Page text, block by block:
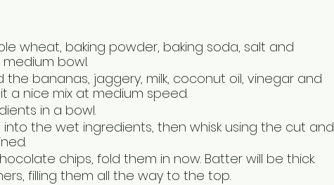
wheat, baking powder, baking soda, salt and
bowl.
the bananas, jaggery, milk, coconut oil, vinegar and
a nice mix at medium speed.
in a bowl.
the wet ingredients, then whisk using the cut and
chips, fold them in now. Batter will be thick.
filling them all the way to the top.